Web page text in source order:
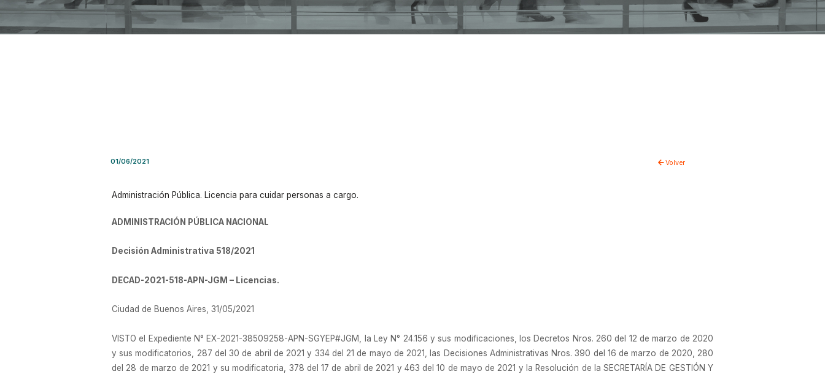
01/06/2021 Volver
Administración Pública. Licencia para cuidar personas a cargo.
ADMINISTRACIÓN PÚBLICA NACIONAL
Decisión Administrativa 518/2021
DECAD-2021-518-APN-JGM – Licencias.
Ciudad de Buenos Aires, 31/05/2021
VISTO el Expediente N° EX-2021-38509258-APN-SGYEP#JGM, la Ley N° 24.156 y sus modificaciones, los Decretos Nros. 260 del 12 de marzo de 2020
y sus modificatorios, 287 del 30 de abril de 2021 y 334 del 21 de mayo de 2021, las Decisiones Administrativas Nros. 390 del 16 de marzo de 2020, 280
del 28 de marzo de 2021 y su modificatoria, 378 del 17 de abril de 2021 y 463 del 10 de mayo de 2021 y la Resolución de la SECRETARÍA DE GESTIÓN Y